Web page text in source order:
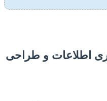
اطلاعات و طراحی